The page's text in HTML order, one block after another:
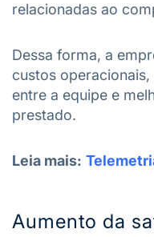
relacionadas ao
Dessa forma, a
custos
entre a equipe e
prestado.
Leia mais:
Aumento da